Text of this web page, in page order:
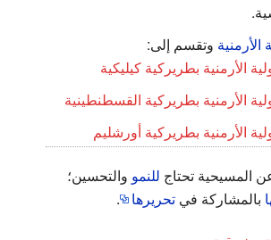
وتقسم إلى:
الأرمنية بطريركية كيليكية
الأرمنية بطريركية القسطنطينية
الأرمنية بطريركية أورشليم
المسيحية تحتاج للنمو والتحسين؛
بالمشاركة في تحريرها .